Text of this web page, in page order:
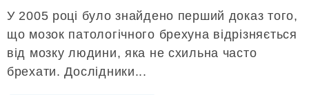
У 2005 році було знайдено перший доказ того,
що мозок патологічного брехуна відрізняється
від мозку людини, яка не схильна часто
брехати. Дослідники...